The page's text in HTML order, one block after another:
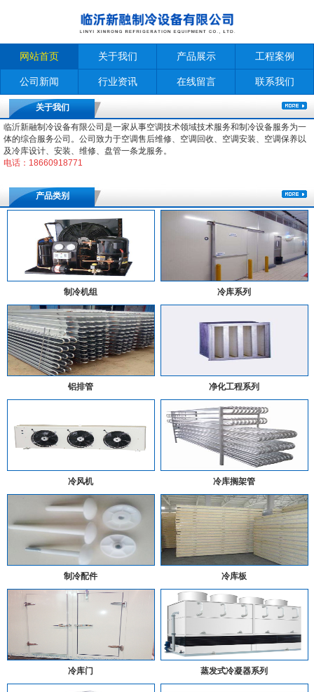
网站首页 关于我们 产品展示 工程案例
公司新闻 行业资讯 在线留言 联系我们
关于我们
临沂新融制冷设备有限公司是一家从事空调技术领域技术服务和制冷设备服务为一
体的综合服务公司。公司致力于空调售后维修、空调回收、空调安装、空调保养以
及冷库设计、安装、维修、盘管一条龙服务。
电话：18660918771
产品类别
制冷机组 冷库系列
铝排管 净化工程系列
冷风机 冷库搁架管
制冷配件 冷库板
冷库门 蒸发式冷凝器系列